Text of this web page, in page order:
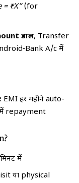
= ₹X”(for
डालें, Transfer
A/c में
हर महीने auto-
में repayment
मिनट में
या physical